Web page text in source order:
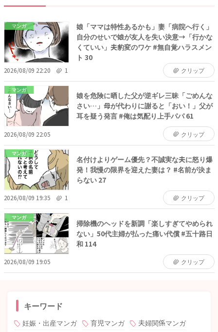
マンガ
娘「ママは特性あるかも」妻「病院へ行く」
自分のせいで娘が友人を失い決意→「行かな
くていい」夫豹変のワケ #無自覚ハラスメン
ト 30
2026/08/09 22:20 1 クリップ
マンガ
娘を危険に晒した父が逆ギレ三昧「ごめんな
さい…」母が代わりに謝ると「おい！」父が
耳を疑う発言 #俺は気配り上手パパ 61
2026/08/09 22:05 クリップ
マンガ
名付けよりゲーム優先？不誠実な夫に怒り爆
発！我慢の限界を迎えた妻は？ #名前が決ま
らない 27
2026/08/09 19:35 1 クリップ
マンガ
掃除機のヘッドを新調「楽しすぎてやめられ
ない」50代主婦が払った痛い代償 #五十路日
和 114
2026/08/09 19:05 クリップ
キーワード
妊娠・出産マンガ 育児マンガ
夫婦関係マンガ